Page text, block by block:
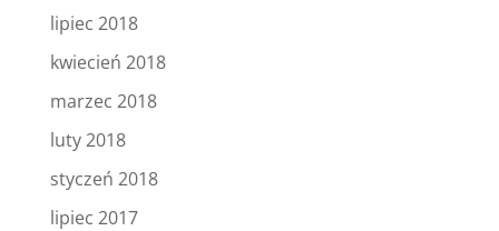
lipiec 2018
kwiecień 2018
marzec 2018
luty 2018
styczeń 2018
lipiec 2017